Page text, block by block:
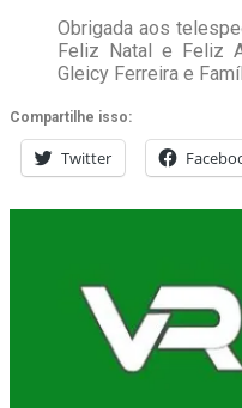
Obrigada aos
Feliz Natal e Feliz
Gleicy Ferreira e
Compartilhe isso:
Twitter